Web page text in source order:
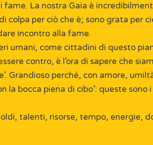
La nostra Gaia è
colpa per ciò che è; sono grata per
incontro alla fame.
umani, come cittadini di questo
contro, è l’ora di sapere che
Grandioso perché, con amore,
la bocca piena di cibo’: queste
talenti, risorse, tempo, energie,